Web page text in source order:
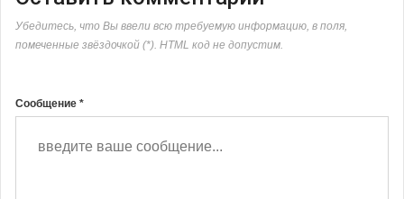
Убедитесь, что Вы ввели всю требуемую информацию, в поля,
помеченные звёздочкой (*). HTML код не допустим.
Сообщение *